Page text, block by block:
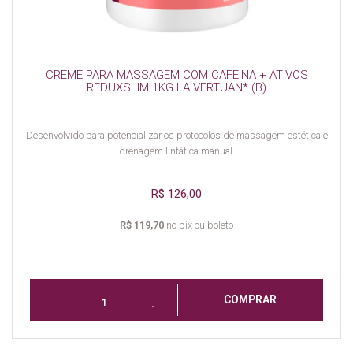
CREME PARA MASSAGEM COM CAFEINA + ATIVOS
REDUXSLIM 1KG LA VERTUAN* (B)
Desenvolvido para potencializar os protocolos de massagem estética e
drenagem linfática manual.
R$ 126,00
R$ 119,70 no pix ou boleto
COMPRAR